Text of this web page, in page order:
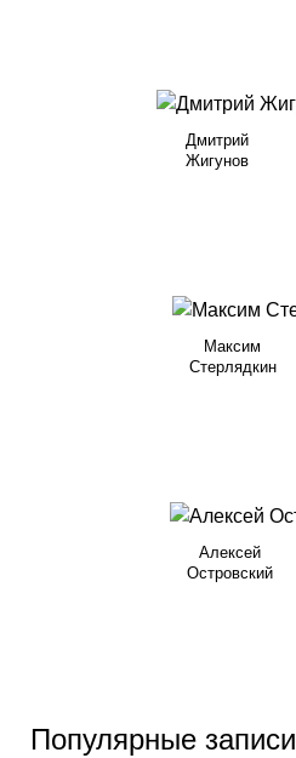
Дмитрий
Жигунов
Максим
Стерлядкин
Алексей
Островский
Популярные записи